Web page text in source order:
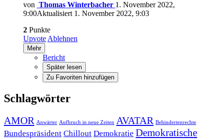
von Thomas Winterbacher 1. November 2022,
9:00Aktualisiert 1. November 2022, 9:03
2 Punkte
Upvote Ablehnen
Mehr
Bericht
Später lesen
Zu Favoriten hinzufügen
Schlagwörter
AMOR Anwärter Aufbruch in neue Zeiten AVATAR Behindertenrechte
Bundespräsident Chillout Demokratie Demokratische